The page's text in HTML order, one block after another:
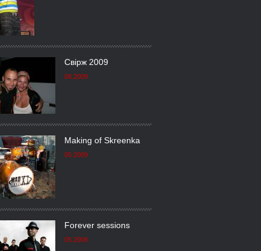
Свірж 2009
08.2009
Making of Skreenka
05.2009
Forever sessions
05.2008